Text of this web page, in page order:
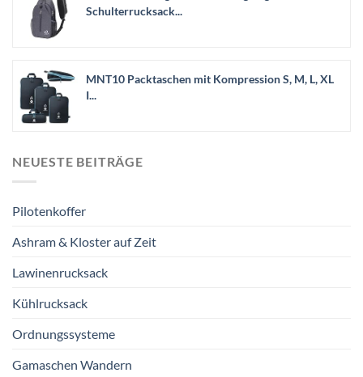
Schulterrucksack...
MNT10 Packtaschen mit Kompression S, M, L, XL
I...
NEUESTE BEITRÄGE
Pilotenkoffer
Ashram & Kloster auf Zeit
Lawinenrucksack
Kühlrucksack
Ordnungssysteme
Gamaschen Wandern